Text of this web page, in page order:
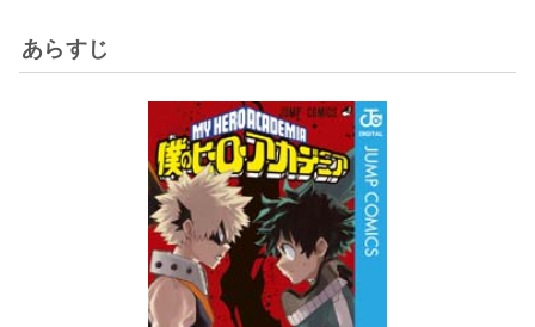
あらすじ